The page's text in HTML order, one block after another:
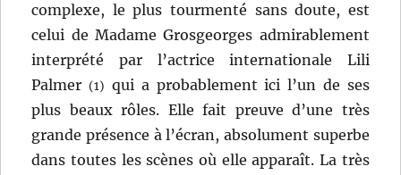
complexe, le plus tourmenté sans doute, est
celui de Madame Grosgeorges admirablement
interprété par l’actrice internationale Lili
Palmer(1) qui a probablement ici l’un de ses
plus beaux rôles. Elle fait preuve d’une très
grande présence à l’écran, absolument superbe
dans toutes les scènes où elle apparaît. La très